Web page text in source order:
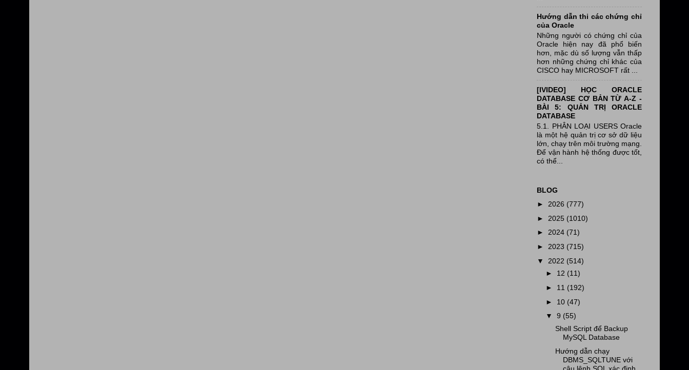
Hướng dẫn thi các chứng chỉ
của Oracle
Những người có chứng chỉ của
Oracle hiện nay đã phổ biến
hơn, mặc dù số lượng vẫn thấp
hơn những chứng chỉ khác của
CISCO hay MICROSOFT rất ...
[IVIDEO] HỌC ORACLE
DATABASE CƠ BẢN TỪ A-Z -
BÀI 5: QUẢN TRỊ ORACLE
DATABASE
5.1. PHÂN LOẠI USERS Oracle
là một hệ quản trị cơ sở dữ liệu
lớn, chạy trên môi trường mạng.
Để vận hành hệ thống được tốt,
có thể...
BLOG
► 2026 (777)
► 2025 (1010)
► 2024 (71)
► 2023 (715)
▼ 2022 (514)
► 12 (11)
► 11 (192)
► 10 (47)
▼9 (55)
Shell Script để Backup
MySQL Database
Hướng dẫn chạy
DBMS_SQLTUNE với